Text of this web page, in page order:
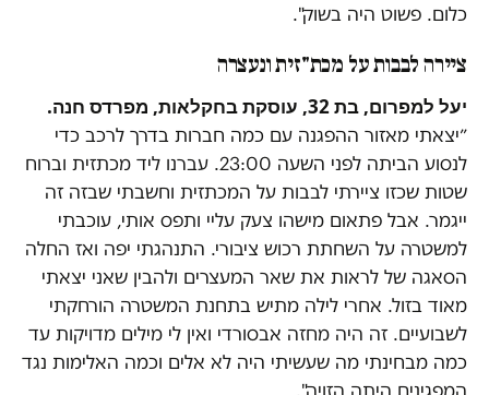
כלום. פשוט היה בשוק".
ציירה לבבות על מכת"זית ונעצרה
יעל למפרום, בת 32, עוסקת בחקלאות, מפרדס חנה.
״יצאתי מאזור ההפגנה עם כמה חברות בדרך לרכב כדי
לנסוע הביתה לפני השעה 23:00. עברנו ליד מכתזית וברוח
שטות שכזו ציירתי לבבות על המכתזית וחשבתי שבזה זה
ייגמר. אבל פתאום מישהו צעק עליי ותפס אותי, עוכבתי
למשטרה על השחתת רכוש ציבורי. התנהגתי יפה ואז החלה
הסאגה של לראות את שאר המעצרים ולהבין שאני יצאתי
מאוד בזול. אחרי לילה מתיש בתחנת המשטרה הורחקתי
לשבועיים. זה היה מחזה אבסורדי ואין לי מילים מדויקות עד
כמה מבחינתי מה שעשיתי היה לא אלים וכמה האלימות נגד